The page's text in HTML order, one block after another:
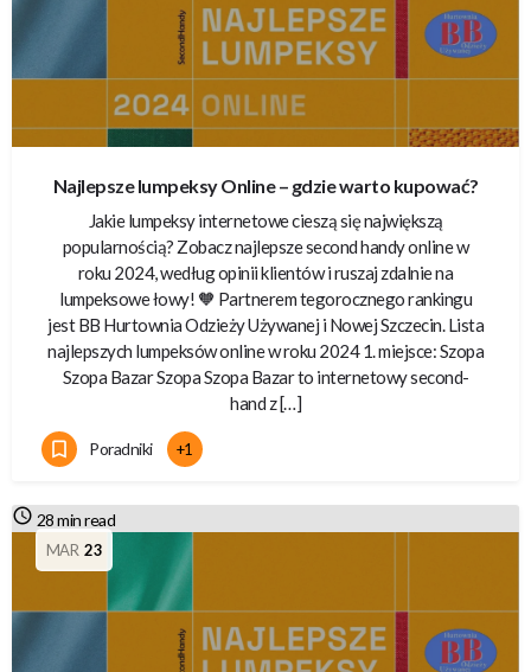
Najlepsze lumpeksy Online – gdzie warto kupować?
Jakie lumpeksy internetowe cieszą się największą
popularnością? Zobacz najlepsze second handy online w
roku 2024, według opinii klientów i ruszaj zdalnie na
lumpeksowe łowy! 🧡 Partnerem tegorocznego rankingu
jest BB Hurtownia Odzieży Używanej i Nowej Szczecin. Lista
najlepszych lumpeksów online w roku 2024 1. miejsce: Szopa
Szopa Bazar Szopa Szopa Bazar to internetowy second-
hand z […]
Poradniki +1
MAR 23
28 min read